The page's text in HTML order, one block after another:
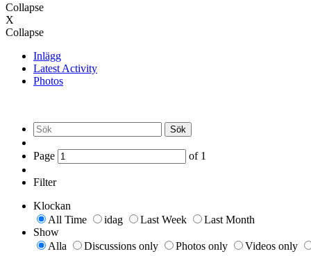
Collapse
X
Collapse
Inlägg
Latest Activity
Photos
Sök
Page of 1
Filter
Klockan
All Time
idag Last Week
Last Month
Show
Alla
Discussions only Photos only Videos only